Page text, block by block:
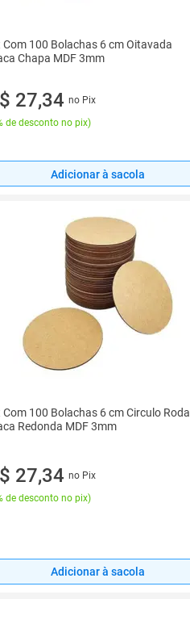
Com 100 Bolachas 6 cm Oitavada
Chapa MDF 3mm
27,34 no Pix
de desconto no pix)
Adicionar à sacola
Com 100 Bolachas 6 cm Circulo Roda
Redonda MDF 3mm
27,34 no Pix
de desconto no pix)
Adicionar à sacola